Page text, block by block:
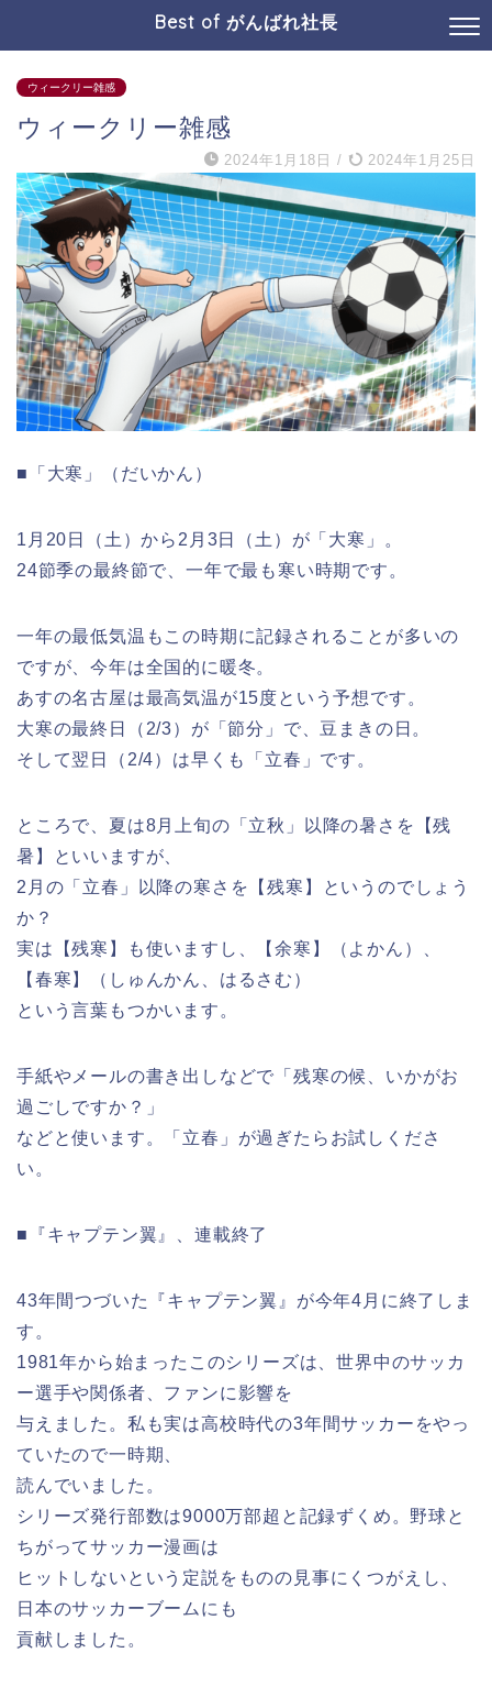
Best of がんばれ社長
ウィークリー雑感
ウィークリー雑感
2024年1月18日 / 2024年1月25日
■「大寒」（だいかん）
1月20日（土）から2月3日（土）が「大寒」。
24節季の最終節で、一年で最も寒い時期です。
一年の最低気温もこの時期に記録されることが多いの
ですが、今年は全国的に暖冬。
あすの名古屋は最高気温が15度という予想です。
大寒の最終日（2/3）が「節分」で、豆まきの日。
そして翌日（ 2/4）は早くも「立春」です。
ところで、夏は8月上旬の「立秋」以降の暑さを【残
暑】といいま すが、
2月の「立春」以降の寒さを【残寒】というのでしょう
か？
実は【残寒】も使いますし、【余寒】（よかん）、
【春寒】（しゅ んかん、はるさむ）
という言葉もつかいます。
手紙やメールの書き出しなどで「残寒の候、いかがお
過ごしですか ？」
などと使います。「立春」が過ぎたらお試しくださ
い。
■『キャプテン翼』、連載終了
43年間つづいた『キャプテン翼』が今年4月に終了しま
す。
1981年から始まったこのシリーズは、世界中のサッカ
ー選手や関係者、ファンに影響を
与えました。私も実は高校時代の3年間サッカーをやっ
ていたので一時期、
読んでいました。
シリーズ発行部数は9000万部超と記録ずくめ。野球と
ちがってサッカー漫画は
ヒットしないという定説をものの見事にくつがえし、
日本のサッカーブームにも
貢献しました。